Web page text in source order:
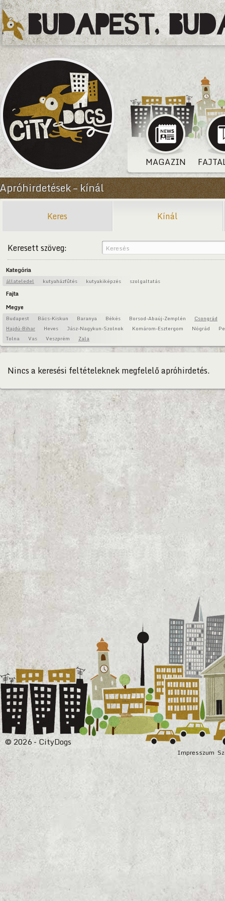
MAGAZIN
Apróhirdetések – kínál
Keres Kínál
Keresett szöveg:
Kategória
állateledel kutyaházfűtés kutyakiképzés szolgaltatás
Fajta
Megye
Budapest Bács-Kiskun Baranya Békés Borsod-Abaúj-Zemplén
Csongrád
Hajdú-Bihar
Heves Jász-Nagykun-Szolnok Komárom-Esztergom Nógrád
Tolna
Vas Veszprém Zala
Nincs a keresési feltételeknek megfelelő apróhirdetés.
Impresszum
© 2026 - CityDogs